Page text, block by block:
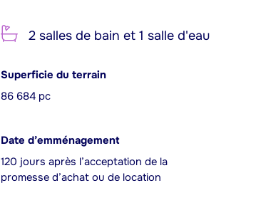
2 salles de bain et 1 salle d'eau
Superficie du terrain
86 684 pc
Date d’emménagement
120 jours après l’acceptation de la
promesse d’achat ou de location